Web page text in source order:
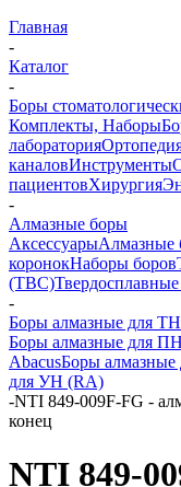
Главная
-
Каталог
-
Боры
Комплекты, Наборы
лаборатория
каналовИнструменты
пациентовХирургия
-
Алмазные боры
АксессуарыАлмазные
коронокНаборы боров
(ТВС)
-
Боры алмазные для
Боры алмазные для
AbacusБоры
для УН (RA)
-NTI 849-009F-FG -
конец
NTI 849-